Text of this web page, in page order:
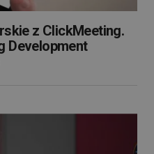
z ClickMeeting.
Development